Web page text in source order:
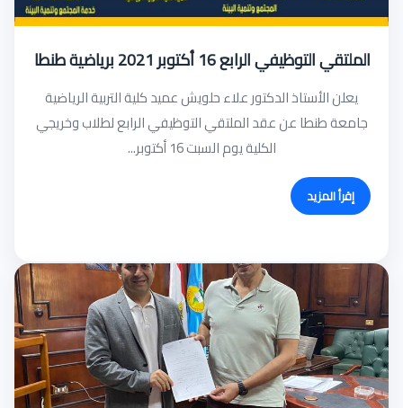
الملتقي التوظيفي الرابع 16 أكتوبر 2021 برياضية طنطا
يعلن الأستاذ الدكتور علاء حلويش عميد كلية التربية الرياضية
جامعة طنطا عن عقد الملتقي التوظيفي الرابع لطلاب وخريجي
الكلية يوم السبت 16 أكتوبر...
إقرأ المزيد